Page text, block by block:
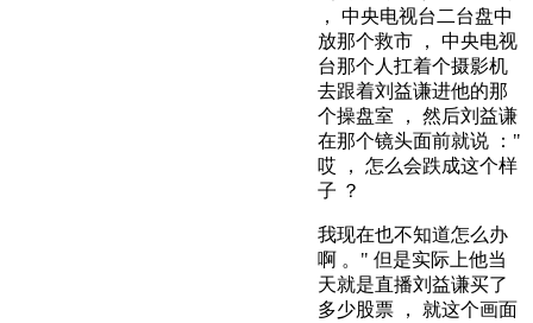
， 中央电视台二台盘中
放那个救市 ， 中央电视
台那个人扛着个摄影机
去跟着刘益谦进他的那
个操盘室 ， 然后刘益谦
在那个镜头面前就说 ："
哎 ， 怎么会跌成这个样
子 ？
我现在也不知道怎么办
啊 。" 但是实际上他当
天就是直播刘益谦买了
多少股票 ， 就这个画面